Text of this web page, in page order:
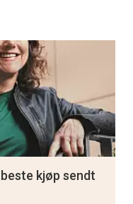
kjøp sendt